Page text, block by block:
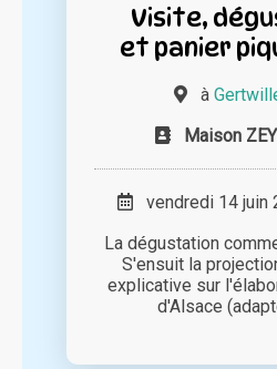
Visite,
et panier
à
Maison
vendredi 14 juin
La dégustation
S'ensuit la
explicative sur
d'Alsace